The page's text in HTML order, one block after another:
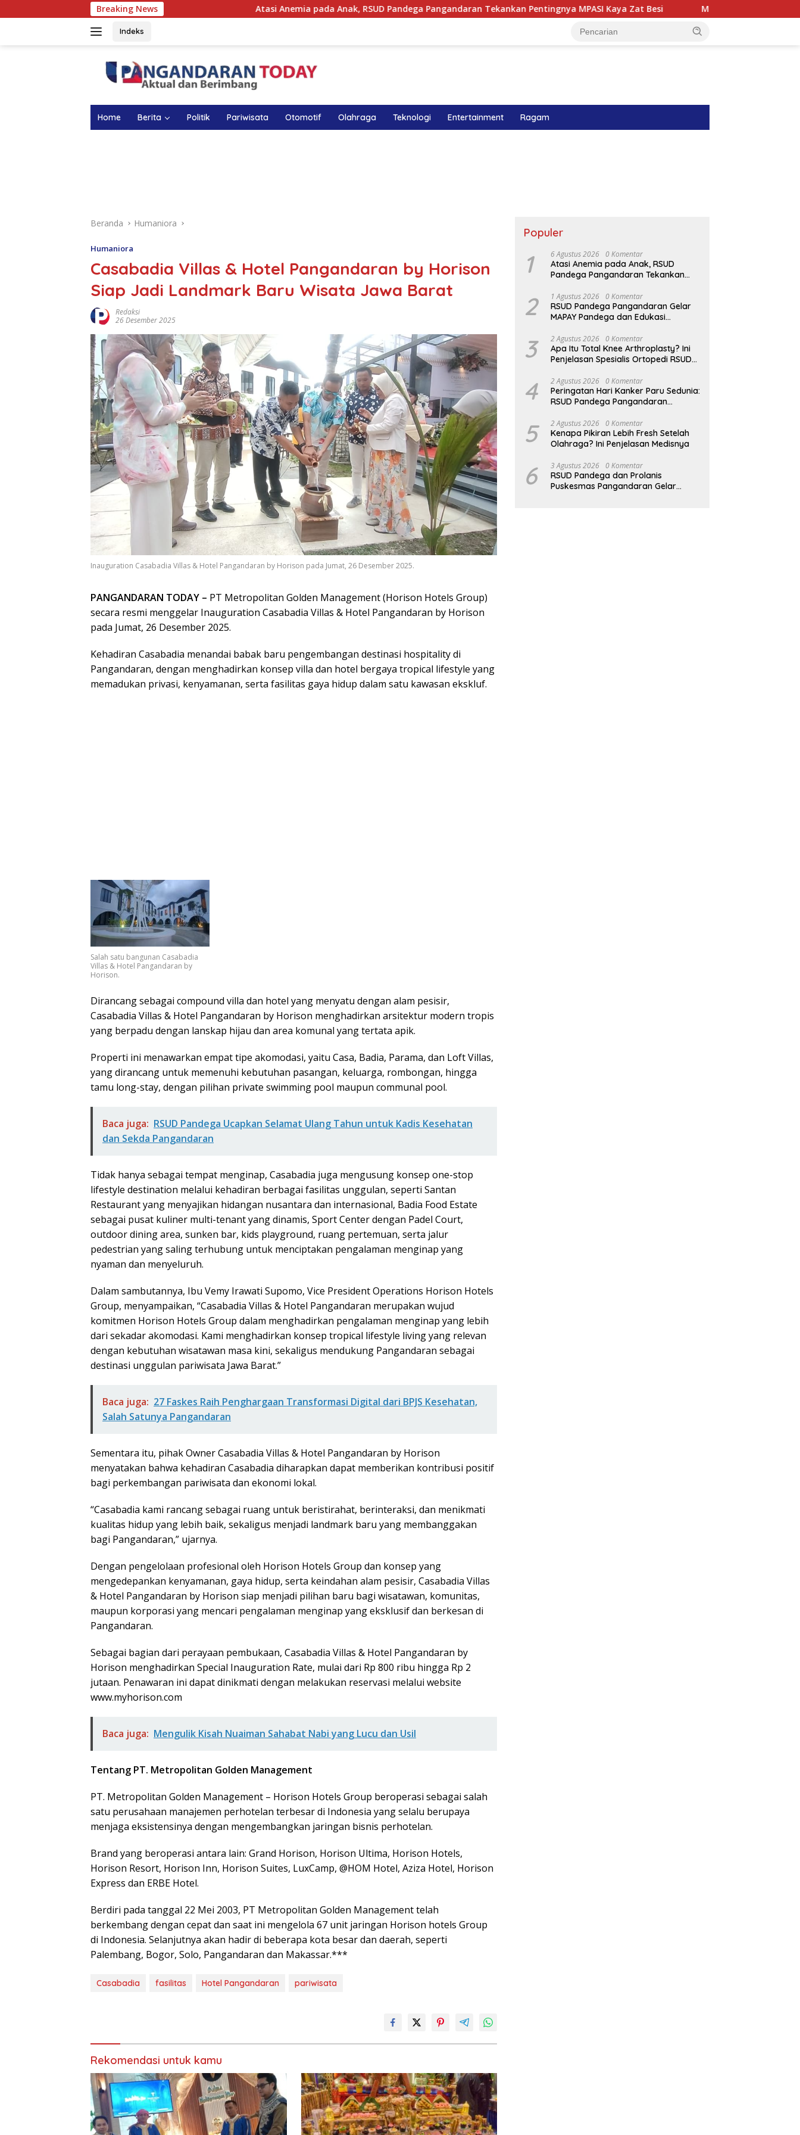
ke
Breaking News Atasi Anemia pada Anak, RSUD Pandega Pangandaran Tekankan Pentingnya MPASI Kaya Zat Besi Menyambung Harapan di Ruang
Indeks
Home Berita Politik Pariwisata Otomotif Olahraga Teknologi Entertainment Ragam
Beranda Humaniora
Humaniora
Casabadia Villas & Hotel Pangandaran by Horison
Siap Jadi Landmark Baru Wisata Jawa Barat
Redaksi
26 Desember 2025
Inauguration Casabadia Villas & Hotel Pangandaran by Horison pada Jumat, 26 Desember 2025.
PANGANDARAN TODAY – PT Metropolitan Golden Management (Horison Hotels Group)
secara resmi menggelar Inauguration Casabadia Villas & Hotel Pangandaran by Horison
pada Jumat, 26 Desember 2025.
Kehadiran Casabadia menandai babak baru pengembangan destinasi hospitality di
Pangandaran, dengan menghadirkan konsep villa dan hotel bergaya tropical lifestyle yang
memadukan privasi, kenyamanan, serta fasilitas gaya hidup dalam satu kawasan ekskluf.
Salah satu bangunan Casabadia
Villas & Hotel Pangandaran by
Horison.
Dirancang sebagai compound villa dan hotel yang menyatu dengan alam pesisir,
Casabadia Villas & Hotel Pangandaran by Horison menghadirkan arsitektur modern tropis
yang berpadu dengan lanskap hijau dan area komunal yang tertata apik.
Properti ini menawarkan empat tipe akomodasi, yaitu Casa, Badia, Parama, dan Loft Villas,
yang dirancang untuk memenuhi kebutuhan pasangan, keluarga, rombongan, hingga
tamu long-stay, dengan pilihan private swimming pool maupun communal pool.
Baca juga: RSUD Pandega Ucapkan Selamat Ulang Tahun untuk Kadis Kesehatan
dan Sekda Pangandaran
Tidak hanya sebagai tempat menginap, Casabadia juga mengusung konsep one-stop
lifestyle destination melalui kehadiran berbagai fasilitas unggulan, seperti Santan
Restaurant yang menyajikan hidangan nusantara dan internasional, Badia Food Estate
sebagai pusat kuliner multi-tenant yang dinamis, Sport Center dengan Padel Court,
outdoor dining area, sunken bar, kids playground, ruang pertemuan, serta jalur
pedestrian yang saling terhubung untuk menciptakan pengalaman menginap yang
nyaman dan menyeluruh.
Dalam sambutannya, Ibu Vemy Irawati Supomo, Vice President Operations Horison Hotels
Group, menyampaikan, “Casabadia Villas & Hotel Pangandaran merupakan wujud
komitmen Horison Hotels Group dalam menghadirkan pengalaman menginap yang lebih
dari sekadar akomodasi. Kami menghadirkan konsep tropical lifestyle living yang relevan
dengan kebutuhan wisatawan masa kini, sekaligus mendukung Pangandaran sebagai
destinasi unggulan pariwisata Jawa Barat.”
Baca juga: 27 Faskes Raih Penghargaan Transformasi Digital dari BPJS Kesehatan,
Salah Satunya Pangandaran
Sementara itu, pihak Owner Casabadia Villas & Hotel Pangandaran by Horison
menyatakan bahwa kehadiran Casabadia diharapkan dapat memberikan kontribusi positif
bagi perkembangan pariwisata dan ekonomi lokal.
“Casabadia kami rancang sebagai ruang untuk beristirahat, berinteraksi, dan menikmati
kualitas hidup yang lebih baik, sekaligus menjadi landmark baru yang membanggakan
bagi Pangandaran,” ujarnya.
Dengan pengelolaan profesional oleh Horison Hotels Group dan konsep yang
mengedepankan kenyamanan, gaya hidup, serta keindahan alam pesisir, Casabadia Villas
& Hotel Pangandaran by Horison siap menjadi pilihan baru bagi wisatawan, komunitas,
maupun korporasi yang mencari pengalaman menginap yang eksklusif dan berkesan di
Pangandaran.
Sebagai bagian dari perayaan pembukaan, Casabadia Villas & Hotel Pangandaran by
Horison menghadirkan Special Inauguration Rate, mulai dari Rp 800 ribu hingga Rp 2
jutaan. Penawaran ini dapat dinikmati dengan melakukan reservasi melalui website
www.myhorison.com
Baca juga: Mengulik Kisah Nuaiman Sahabat Nabi yang Lucu dan Usil
Tentang PT. Metropolitan Golden Management
PT. Metropolitan Golden Management – Horison Hotels Group beroperasi sebagai salah
satu perusahaan manajemen perhotelan terbesar di Indonesia yang selalu berupaya
menjaga eksistensinya dengan mengembangkan jaringan bisnis perhotelan.
Brand yang beroperasi antara lain: Grand Horison, Horison Ultima, Horison Hotels,
Horison Resort, Horison Inn, Horison Suites, LuxCamp, @HOM Hotel, Aziza Hotel, Horison
Express dan ERBE Hotel.
Berdiri pada tanggal 22 Mei 2003, PT Metropolitan Golden Management telah
berkembang dengan cepat dan saat ini mengelola 67 unit jaringan Horison hotels Group
di Indonesia. Selanjutnya akan hadir di beberapa kota besar dan daerah, seperti
Palembang, Bogor, Solo, Pangandaran dan Makassar.***
Casabadia fasilitas Hotel Pangandaran pariwisata
Rekomendasi untuk kamu
Populer
1 6 Agustus 2026 0 Komentar
Atasi Anemia pada Anak, RSUD
Pandega Pangandaran Tekankan
2 1 Agustus 2026 0 Komentar
RSUD Pandega Pangandaran Gelar
MAPAY Pandega dan Edukasi
3 2 Agustus 2026 0 Komentar
Apa Itu Total Knee Arthroplasty? Ini
Penjelasan Spesialis Ortopedi RSUD
4 2 Agustus 2026 0 Komentar
Peringatan Hari Kanker Paru Sedunia:
RSUD Pandega Pangandaran
5 2 Agustus 2026 0 Komentar
Kenapa Pikiran Lebih Fresh Setelah
Olahraga? Ini Penjelasan Medisnya
6 3 Agustus 2026 0 Komentar
RSUD Pandega dan Prolanis
Puskesmas Pangandaran Gelar